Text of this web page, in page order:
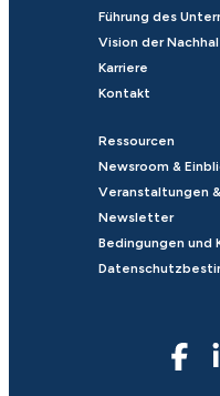
Führung des
Vision der
Karriere
Kontakt
Ressourcen
Newsroom &
Veranstaltungen
Newsletter
Bedingungen und